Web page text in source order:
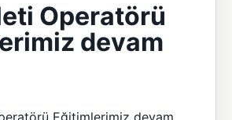
Operatörü
devam